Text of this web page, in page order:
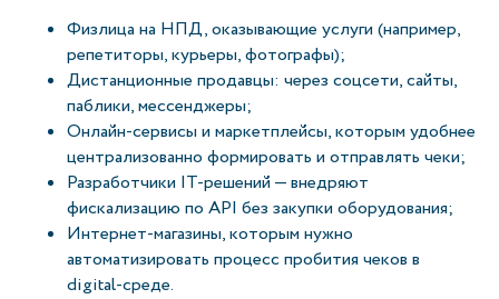
Физлица на НПД, оказывающие услуги (например,
репетиторы, курьеры, фотографы);
Дистанционные продавцы: через соцсети, сайты,
паблики, мессенджеры;
Онлайн-сервисы и маркетплейсы, которым удобнее
централизованно формировать и отправлять чеки;
Разработчики IT-решений — внедряют
фискализацию по API без закупки оборудования;
Интернет-магазины, которым нужно
автоматизировать процесс пробития чеков в
digital-среде.